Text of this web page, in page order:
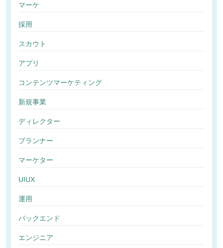
マーケ
採用
スカウト
アプリ
コンテンツマーケティング
新規事業
ディレクター
プランナー
マーケター
UIUX
運用
バックエンド
エンジニア